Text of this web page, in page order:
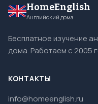
HomeEnglish
Английский дома
Бесплатное изучение
дома. Работаем с 2005
КОНТАКТЫ
info@homeenglish.ru